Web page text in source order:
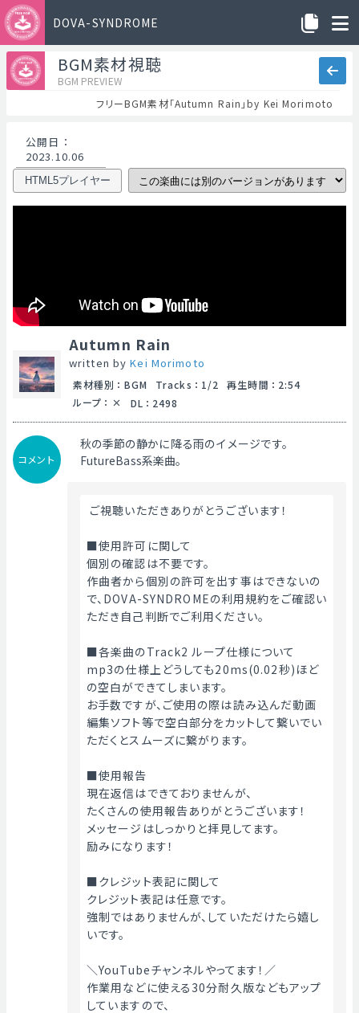
DOVA-SYNDROME
BGM素材視聴
BGM PREVIEW
フリーBGM素材「Autumn Rain」by Kei Morimoto
公開日 ：
2023.10.06
HTML5プレイヤー
Autumn Rain
written byKei Morimoto
素材種別 ： BGM Tracks ： 1/2 再生時間 ： 2:54
ループ ： DL ： 2498
コメント
秋の季節の静かに降る雨のイメージです。
FutureBass系楽曲。
ご視聴いただきありがとうございます！
■使用許可に関して
個別の確認は不要です。
作曲者から個別の許可を出す事はできないの
で、DOVA-SYNDROMEの利用規約をご確認い
ただき自己判断でご利用ください。
■各楽曲のTrack2 ループ仕様について
mp3の仕様上どうしても20ms(0.02秒)ほど
の空白ができてしまいます。
お手数ですが、ご使用の際は読み込んだ動画
編集ソフト等で空白部分をカットして繋いでい
ただくとスムーズに繋がります。
■使用報告
現在返信はできておりませんが、
たくさんの使用報告ありがとうございます！
メッセージはしっかりと拝見してます。
励みになります！
■クレジット表記に関して
クレジット表記は任意です。
強制ではありませんが、していただけたら嬉し
いです。
＼YouTubeチャンネルやってます！／
作業用などに使える30分耐久版などもアップ
していますので、